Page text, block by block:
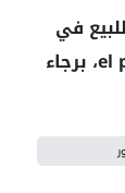
في
كمبوند الباتيو برايم الشروق el patio prime، برجاء